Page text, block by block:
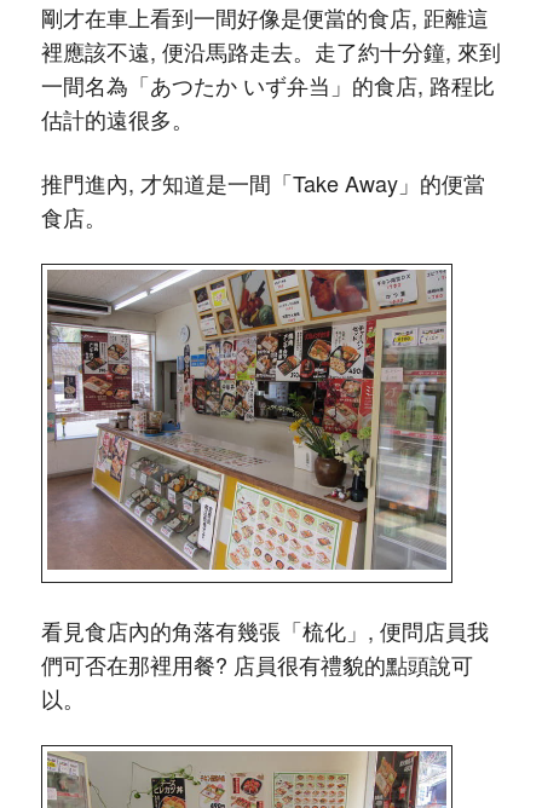
剛才在車上看到一間好像是便當的食店, 距離這
裡應該不遠, 便沿馬路走去。走了約十分鐘, 來到
一間名為「あつたか いず弁当」的食店, 路程比
估計的遠很多。
推門進內, 才知道是一間「Take Away」的便當
食店。
看見食店內的角落有幾張「梳化」, 便問店員我
們可否在那裡用餐? 店員很有禮貌的點頭說可
以。